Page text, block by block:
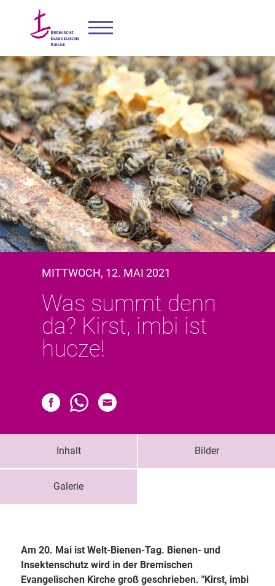
MITTWOCH, 12. MAI 2021
Was summt denn
da? Kirst, imbi ist
hucze!
Inhalt Bilder
Galerie
Am 20. Mai ist Welt-Bienen-Tag. Bienen- und
Insektenschutz wird in der Bremischen
Evangelischen Kirche groß geschrieben. "Kirst, imbi